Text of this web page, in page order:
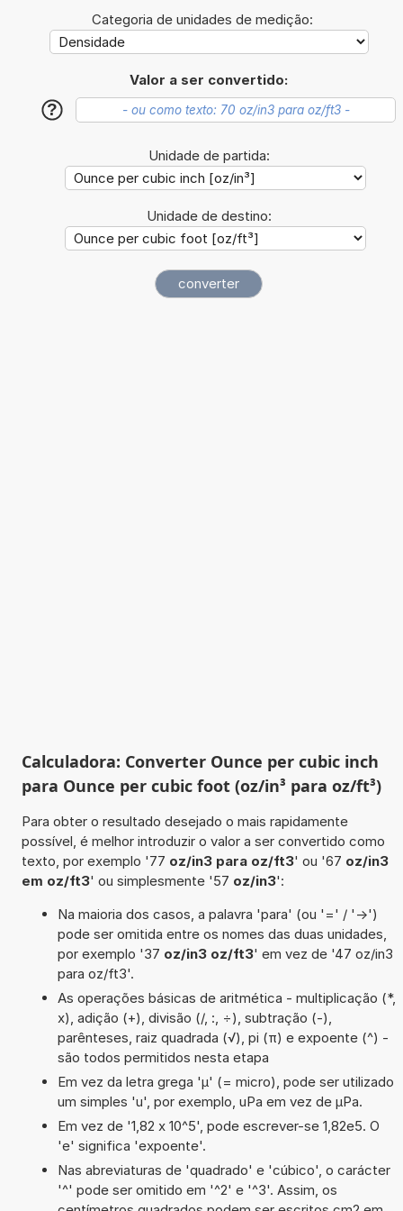
Categoria de unidades de medição:
Valor a ser convertido:
?
Unidade de partida:
Unidade de destino:
Calculadora: Converter Ounce per cubic inch
para Ounce per cubic foot (oz/in³ para oz/ft³)
Para obter o resultado desejado o mais rapidamente
possível, é melhor introduzir o valor a ser convertido como
texto, por exemplo '77 oz/in3 para oz/ft3' ou '67 oz/in3
em oz/ft3' ou simplesmente '57 oz/in3':
Na maioria dos casos, a palavra 'para' (ou '=' / '->')
pode ser omitida entre os nomes das duas unidades,
por exemplo '37 oz/in3 oz/ft3' em vez de '47 oz/in3
para oz/ft3'.
As operações básicas de aritmética - multiplicação (*,
x), adição (+), divisão (/, :, ÷), subtração (-),
parênteses, raiz quadrada (√), pi (π) e expoente (^) -
são todos permitidos nesta etapa
Em vez da letra grega 'µ' (= micro), pode ser utilizado
um simples 'u', por exemplo, uPa em vez de µPa.
Em vez de '1,82 x 10^5', pode escrever-se 1,82e5. O
'e' significa 'expoente'.
Nas abreviaturas de 'quadrado' e 'cúbico', o carácter
'^' pode ser omitido em '^2' e '^3'. Assim, os